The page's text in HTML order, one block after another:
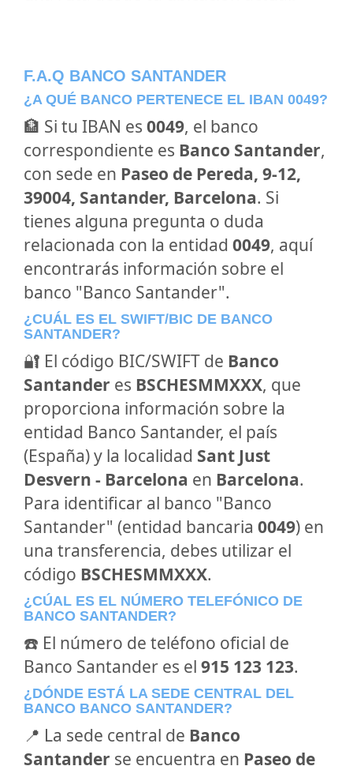
F.A.Q BANCO SANTANDER
¿A QUÉ BANCO PERTENECE EL IBAN 0049?
🏦 Si tu IBAN es 0049, el banco
correspondiente es Banco Santander,
con sede en Paseo de Pereda, 9-12,
39004, Santander, Barcelona. Si
tienes alguna pregunta o duda
relacionada con la entidad 0049, aquí
encontrarás información sobre el
banco "Banco Santander".
¿CUÁL ES EL SWIFT/BIC DE BANCO
SANTANDER?
🔐 El código BIC/SWIFT de Banco
Santander es BSCHESMMXXX, que
proporciona información sobre la
entidad Banco Santander, el país
(España) y la localidad Sant Just
Desvern - Barcelona en Barcelona.
Para identificar al banco "Banco
Santander" (entidad bancaria 0049) en
una transferencia, debes utilizar el
código BSCHESMMXXX.
¿CÚAL ES EL NÚMERO TELEFÓNICO DE
BANCO SANTANDER?
☎️ El número de teléfono oficial de
Banco Santander es el 915 123 123.
¿DÓNDE ESTÁ LA SEDE CENTRAL DEL
BANCO BANCO SANTANDER?
📍 La sede central de Banco
Santander se encuentra en Paseo de